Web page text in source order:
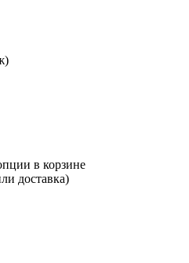
в корзине
доставка)